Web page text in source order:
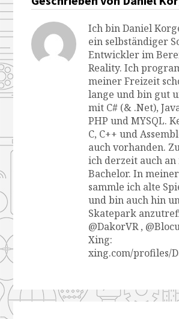
Ich bin Daniel
ein selbständiger
Entwickler im
Reality. Ich
meiner Freizeit
lange und bin gut
mit C# (& .Net),
PHP und MYSQL.
C, C++ und
auch vorhanden.
ich derzeit auch
Bachelor. In
sammle ich alte
und bin auch hin
Skatepark
@DakorVR ,
Xing:
xing.com/profiles/